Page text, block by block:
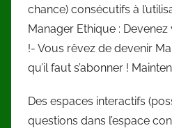
chance) consécutifs à
Manager Ethique :
!- Vous rêvez de devenir
qu’il faut s’abonner !
Des espaces interactifs
questions dans l’espace